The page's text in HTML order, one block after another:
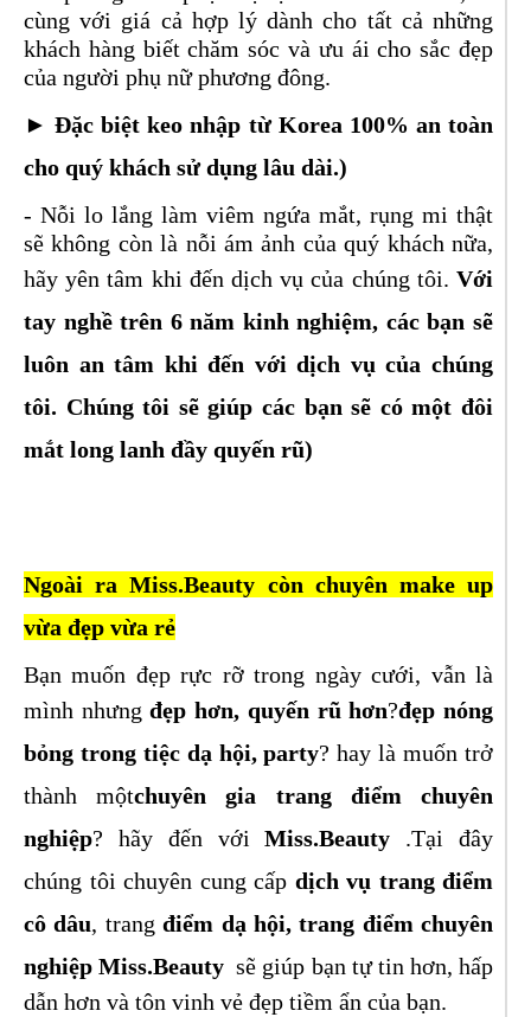
cùng với giá cả hợp lý dành cho tất cả những
khách hàng biết chăm sóc và ưu ái cho sắc đẹp
của người phụ nữ phương đông.
► Đặc biệtkeo nhập từ Korea 100% an toàn
cho quý khách sử dụng lâu dài.)
- Nỗi lo lắng làm viêm ngứa mắt, rụng mi thật
sẽ không còn là nỗi ám ảnh của quý khách nữa,
hãy yên tâm khi đến dịch vụ của chúng tôi. Với
tay nghề trên 6 năm kinh nghiệm, các bạn sẽ
luôn an tâm khi đến với dịch vụ của chúng
tôi. Chúng tôi sẽ giúp các bạn sẽ có một đôi
mắt long lanh đầy quyến rũ)
Ngoài ra Miss.Beauty còn chuyên make up
vừa đẹp vừa rẻ
Bạn muốn đẹp rực rỡ trong ngày cưới, vẫn là
mình nhưngđẹp hơn, quyến rũ hơn?đẹp nóng
bỏng trong tiệc dạ hội, party? hay là muốn trở
thành mộtchuyên gia trang điểm chuyên
nghiệp? hãy đến vớiMiss.Beauty
.Tại đây
chúng tôi chuyên cung cấp dịch vụ trang điểm
cô dâu, trangđiểm dạ hội,trang điểm chuyên
nghiệp Miss.Beauty sẽ giúp bạn tự tin hơn, hấp
dẫn hơn và tôn vinh vẻ đẹp tiềm ẩn của bạn.